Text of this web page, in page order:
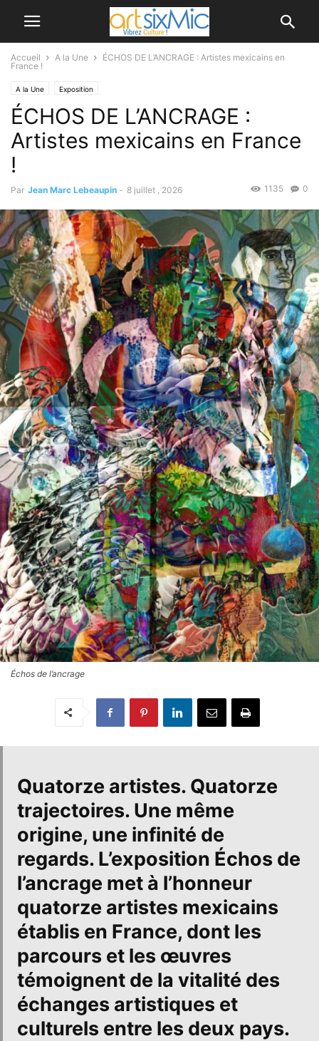
Accueil A la Une
ÉCHOS DE L’ANCRAGE : Artistes mexicains en
France !
A la Une Exposition
ÉCHOS DE L’ANCRAGE :
Artistes mexicains en France
!
Par Jean Marc Lebeaupin - 8 juillet , 2026 0
1135
Échos de l’ancrage
Quatorze artistes. Quatorze
trajectoires. Une même
origine, une infinité de
regards. L’exposition Échos de
l’ancrage met à l’honneur
quatorze artistes mexicains
établis en France, dont les
parcours et les œuvres
témoignent de la vitalité des
échanges artistiques et
culturels entre les deux pays.